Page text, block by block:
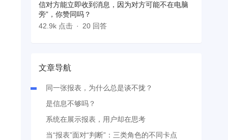
信对方能立即收到消息，因为对方可能不在电脑
旁”，你赞同吗？
42.9k 点击
20 回答
文章导航
同一张报表，为什么总是谈不拢？
是信息不够吗？
系统在展示报表，用户却在思考
当“报表”面对“判断”：三类角色的不同卡点